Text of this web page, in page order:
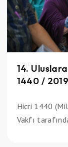
14.
1440 / 2019
Hicri 1440
Vakfı